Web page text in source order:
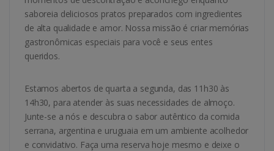
saboreia deliciosos pratos preparados com ingredientes
de alta qualidade e amor. Nossa missão é criar memórias
gastronômicas especiais para você e seus entes
queridos.
Estamos abertos de quarta a segunda, das 11h30 às
14h30, para atender às suas necessidades de almoço.
Junte-se a nós e descubra o sabor autêntico da comida
serrana, argentina e uruguaia em um ambiente acolhedor
e convidativo. Faça uma reserva hoje mesmo e deixe o